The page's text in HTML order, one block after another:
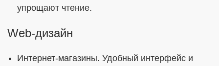
упрощают чтение.
Web-дизайн
Интернет-магазины. Удобный интерфейс и